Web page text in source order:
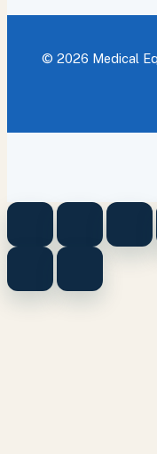
© 2026 Medical